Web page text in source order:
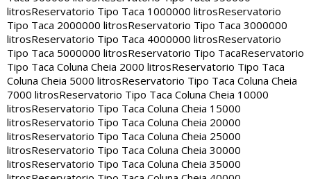
litrosReservatorio Tipo Taca 1000000 litrosReservatorio
Tipo Taca 2000000 litrosReservatorio Tipo Taca 3000000
litrosReservatorio Tipo Taca 4000000 litrosReservatorio
Tipo Taca 5000000 litrosReservatorio Tipo TacaReservatorio
Tipo Taca Coluna Cheia 2000 litrosReservatorio Tipo Taca
Coluna Cheia 5000 litrosReservatorio Tipo Taca Coluna Cheia
7000 litrosReservatorio Tipo Taca Coluna Cheia 10000
litrosReservatorio Tipo Taca Coluna Cheia 15000
litrosReservatorio Tipo Taca Coluna Cheia 20000
litrosReservatorio Tipo Taca Coluna Cheia 25000
litrosReservatorio Tipo Taca Coluna Cheia 30000
litrosReservatorio Tipo Taca Coluna Cheia 35000